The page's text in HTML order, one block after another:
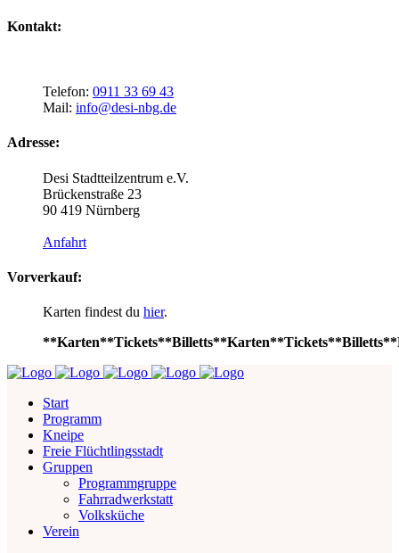
Kontakt:
Telefon: 0911 33 69 43
Mail: info@desi-nbg.de
Adresse:
Desi Stadtteilzentrum e.V.
Brückenstraße 23
90 419 Nürnberg
Anfahrt
Vorverkauf:
Karten findest du hier.
Start
Programm
Kneipe
Freie Flüchtlingsstadt
Gruppen
Programmgruppe
Fahrradwerkstatt
Volksküche
Verein